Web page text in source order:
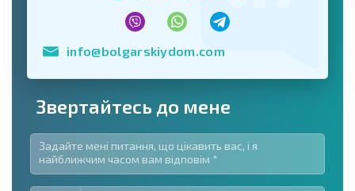
info@bolgarskiydom.com
Звертайтесь до мене